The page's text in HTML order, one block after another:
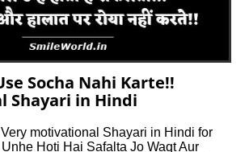
Socha Nahi Karte!!
Shayari in Hindi
motivational Shayari in Hindi for
Hoti Hai Safalta Jo Waqt Aur